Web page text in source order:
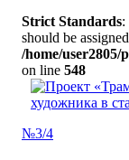
Strict Standards:
should be
/home/
on line 548
№3/4